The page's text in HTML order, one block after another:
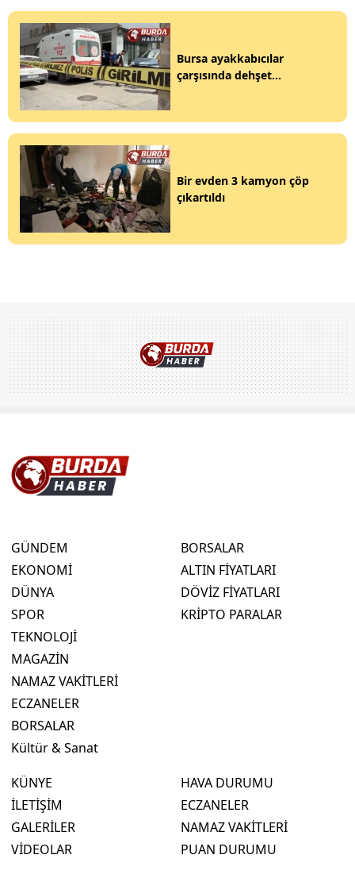
Bursa ayakkabıcılar
çarşısında dehşet...
Bir evden 3 kamyon çöp
çıkartıldı
GÜNDEM
EKONOMİ
DÜNYA
SPOR
TEKNOLOJİ
MAGAZİN
NAMAZ VAKİTLERİ
ECZANELER
BORSALAR
Kültür & Sanat
BORSALAR
ALTIN FİYATLARI
DÖVİZ FİYATLARI
KRİPTO PARALAR
KÜNYE
İLETİŞİM
GALERİLER
VİDEOLAR
HAVA DURUMU
ECZANELER
NAMAZ VAKİTLERİ
PUAN DURUMU